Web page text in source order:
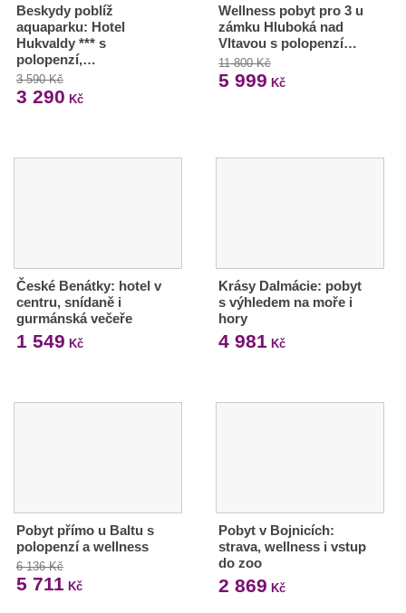
Beskydy poblíž
aquaparku: Hotel
Hukvaldy *** s
polopenzí,…
3 590 Kč
3 290 Kč
Wellness pobyt pro 3 u
zámku Hluboká nad
Vltavou s polopenzí…
11 800 Kč
5 999 Kč
České Benátky: hotel v
centru, snídaně i
gurmánská večeře
1 549 Kč
Krásy Dalmácie: pobyt
s výhledem na moře i
hory
4 981 Kč
Pobyt přímo u Baltu s
polopenzí a wellness
6 136 Kč
5 711 Kč
Pobyt v Bojnicích:
strava, wellness i vstup
do zoo
2 869 Kč